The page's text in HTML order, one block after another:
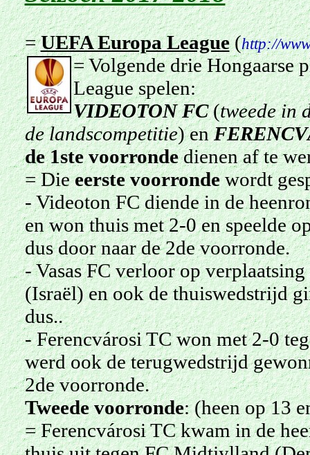
=UEFA Europa League(http://
= Volgende drie Hongaarse
League spelen:
VIDEOTON FC(tweede in
de landscompetitie) en
de 1ste voorrondedienen af te
= Dieeerste voorrondewordt
- Videoton FC diende in de
en won thuis met 2-0 en speelde
dus door naar de 2de voorronde.
- Vasas FC verloor op
(Israël) en ook de thuiswedstrijd
dus..
- Ferencvárosi TC won met 2-0
werd ook de terugwedstrijd
2de voorronde.
Tweede voorronde: (heen op 13
= Ferencvárosi TC kwam in de